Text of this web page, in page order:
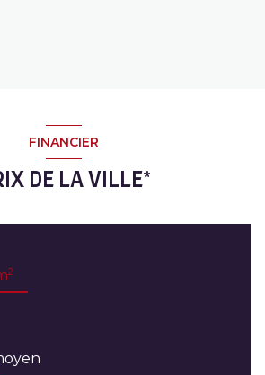
FINANCIER
DE LA VILLE*
2